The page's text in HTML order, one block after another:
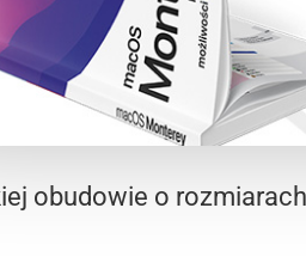
obudowie o rozmiarach